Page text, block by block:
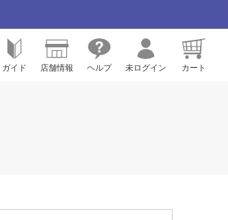
ガイド 店舗情報 ヘルプ 未ログイン カート